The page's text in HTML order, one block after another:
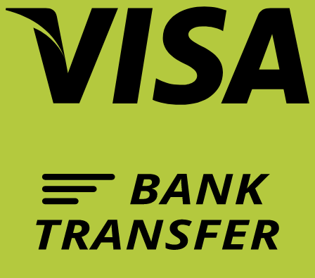
ทำการ
บ้าน
บ้าน
ยัง
มี
ชีวิต
ขึ้น?
Unexpected
Theory
เก้าอี้
สำคัญ
ต่อ
นั่ง
ยัง
ไม่
ให้
ล้า?
ควร
หน้า
ร้อน
เก้าอี้
สุขภาพ
คุ้ม
ระยะ
ยาว
ไหม?